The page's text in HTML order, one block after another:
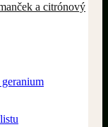
a citrónový